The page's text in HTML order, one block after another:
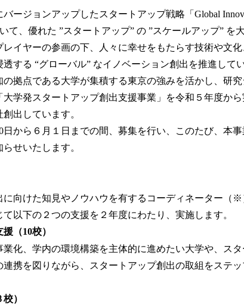
数
を
読
み
込
中
で
ージョンアップしたスタートアップ戦略「Global
て、優れた ”スタートアップ” の ”スケールアップ” を
イヤーの参画の下、人々に幸せをもたらす技術や文
する “グローバル” なイノベーション創出を推進してい
拠点である大学が集積する東京の強みを活かし、研
学発スタートアップ創出支援事業」を令和５年度か
出しています。
から６月１日までの間、募集を行い、このたび、本
せいたします。
に向けた知見やノウハウを有するコーディネーター（
て以下の２つの支援を２年度にわたり、実施します
（10校）
化、学内の環境構築を主体的に進めたい大学や、ス
携を図りながら、スタートアップ創出の取組をステッ
）